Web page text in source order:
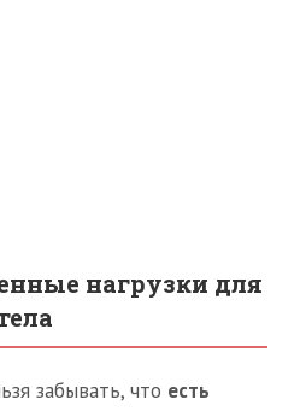
нагрузки для
забывать, что есть